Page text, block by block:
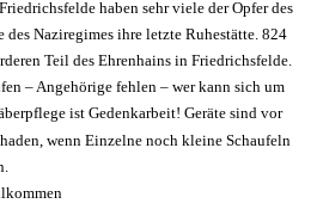
haben sehr viele der Opfer des
des Naziregimes ihre letzte Ruhestätte. 824
Teil des Ehrenhains in Friedrichsfelde.
– Angehörige fehlen – wer kann sich um
ist Gedenkarbeit! Geräte sind vor
wenn Einzelne noch kleine Schaufeln